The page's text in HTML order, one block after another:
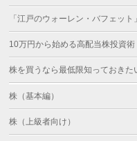
「江戸のウォーレン・バフェッ
10万円から始める高配当株投資術
株を買うなら最低限知っておき
株（基本編）
株（上級者向け）